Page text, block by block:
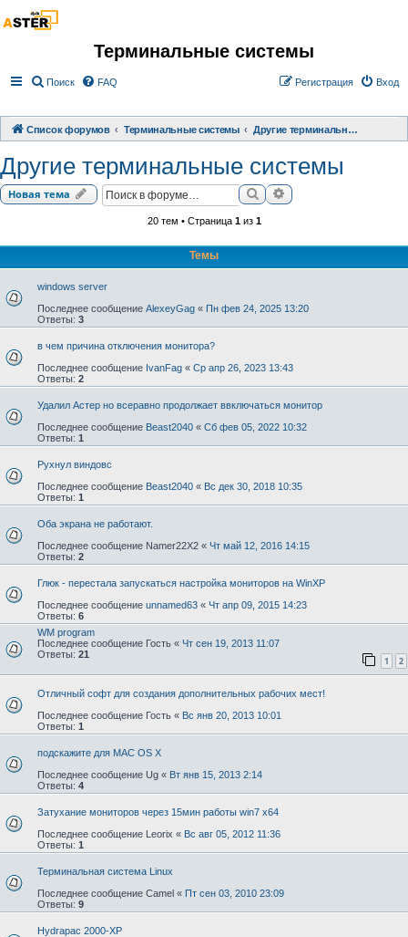
Терминальные системы
Поиск FAQ Вход
Регистрация
Список форумов Терминальные системы Другие терминальные системы
Другие терминальные системы
Новая тема ПоискРасширенный поиск
20 тем • Страница 1из 1
Темы
windows server
Последнее сообщение AlexeyGag « Пн фев 24, 2025 13:20
Ответы: 3
в чем причина отключения монитора?
Последнее сообщение IvanFag « Ср апр 26, 2023 13:43
Ответы: 2
Удалил Астер но всеравно продолжает ввключаться монитор
Последнее сообщение Beast2040 « Сб фев 05, 2022 10:32
Ответы: 1
Рухнул виндовс
Последнее сообщение Beast2040 « Вс дек 30, 2018 10:35
Ответы: 1
Оба экрана не работают.
Последнее сообщение Namer22X2 « Чт май 12, 2016 14:15
Ответы: 2
Глюк - перестала запускаться настройка мониторов на WinXP
Последнее сообщение unnamed63 « Чт апр 09, 2015 14:23
Ответы: 6
WM program
Последнее сообщение Гость « Чт сен 19, 2013 11:07
Ответы: 21
1 2
Отличный софт для создания дополнительных рабочих мест!
Последнее сообщение Гость « Вс янв 20, 2013 10:01
Ответы: 1
подскажите для MAC OS X
Последнее сообщение Ug « Вт янв 15, 2013 2:14
Ответы: 4
Затухание мониторов через 15мин работы win7 x64
Последнее сообщение Leorix « Вс авг 05, 2012 11:36
Ответы: 1
Терминальная система Linux
Последнее сообщение Camel « Пт сен 03, 2010 23:09
Ответы: 9
Hydrapac 2000-XP